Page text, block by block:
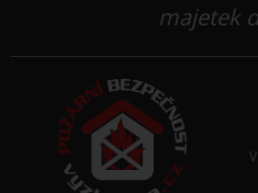
majetek